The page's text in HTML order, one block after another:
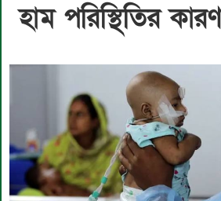
হাম পরিস্থিতির